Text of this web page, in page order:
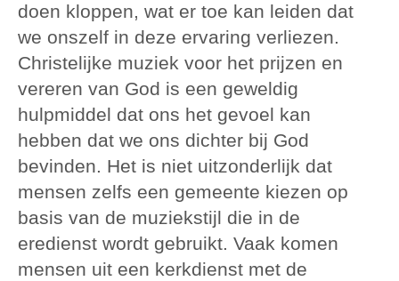
doen kloppen, wat er toe kan leiden dat
we onszelf in deze ervaring verliezen.
Christelijke muziek voor het prijzen en
vereren van God is een geweldig
hulpmiddel dat ons het gevoel kan
hebben dat we ons dichter bij God
bevinden. Het is niet uitzonderlijk dat
mensen zelfs een gemeente kiezen op
basis van de muziekstijl die in de
eredienst wordt gebruikt. Vaak komen
mensen uit een kerkdienst met de